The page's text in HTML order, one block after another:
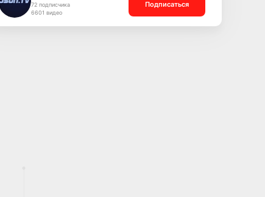
72 подписчика
6601 видео
Подписаться